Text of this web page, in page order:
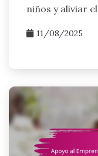
niños y aliviar el
11/08/2025